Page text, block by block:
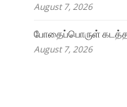
August 7, 2026
போதைப்பொருள்
August 7, 2026